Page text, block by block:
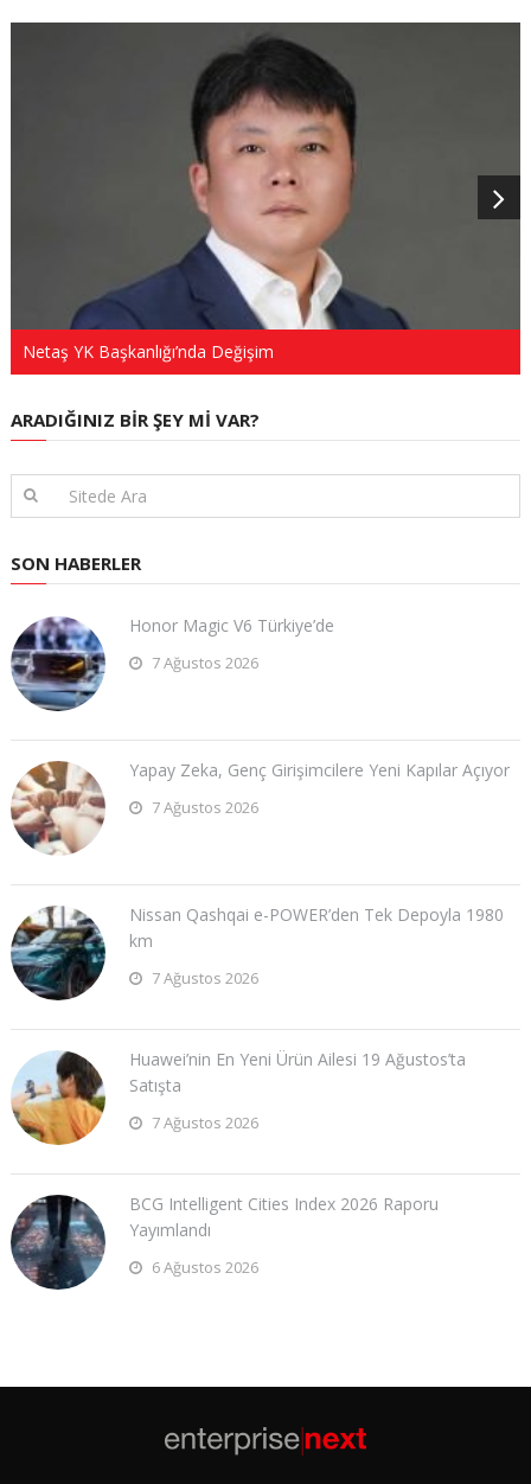
Netaş YK Başkanlığı’nda Değişim
ARADIĞINIZ BIR ŞEY MI VAR?
SON HABERLER
Honor Magic V6 Türkiye’de
7 Ağustos 2026
Yapay Zeka, Genç Girişimcilere Yeni Kapılar Açıyor
7 Ağustos 2026
Nissan Qashqai e-POWER’den Tek Depoyla 1980
km
7 Ağustos 2026
Huawei’nin En Yeni Ürün Ailesi 19 Ağustos’ta
Satışta
7 Ağustos 2026
BCG Intelligent Cities Index 2026 Raporu
Yayımlandı
6 Ağustos 2026